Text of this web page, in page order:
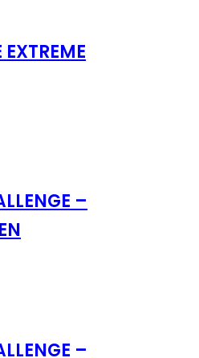
EXTREME
–
–